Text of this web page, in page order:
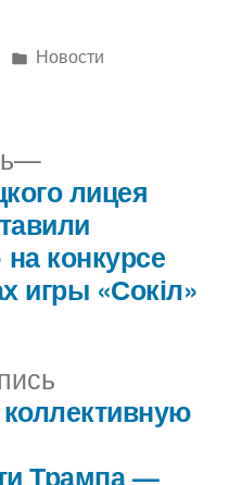
Написано
Новости
запись:
Трампа —
Следующая
запись:
лицея
конкурсе
игры «Сокіл»